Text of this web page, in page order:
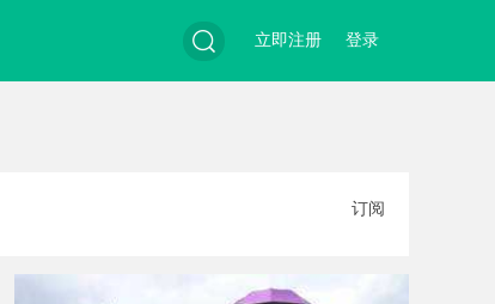
登录
立即注册
订阅